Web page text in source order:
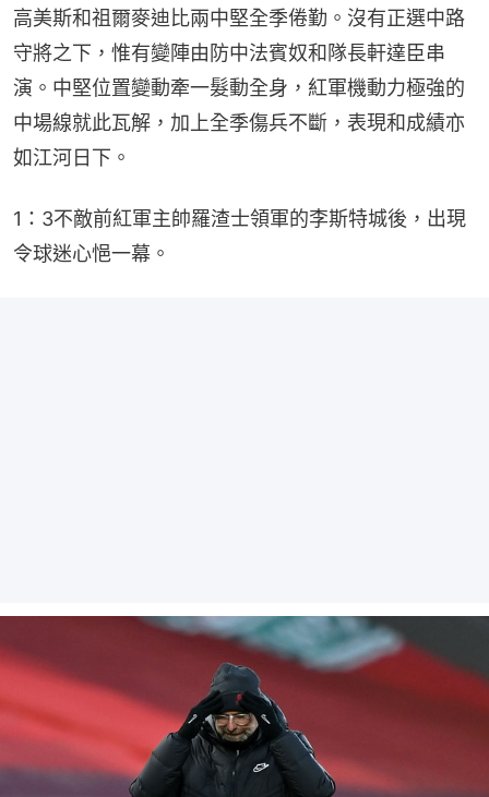
高美斯和祖爾麥迪比兩中堅全季倦勤。沒有正選中路
守將之下，惟有變陣由防中法賓奴和隊長軒達臣串
演。中堅位置變動牽一髮動全身，紅軍機動力極強的
中場線就此瓦解，加上全季傷兵不斷，表現和成績亦
如江河日下。
1：3不敵前紅軍主帥羅渣士領軍的李斯特城後，出現
令球迷心悒一幕。